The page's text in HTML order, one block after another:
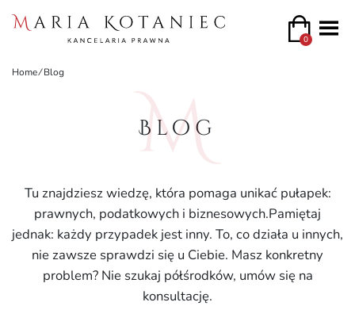
0
Home⁄Blog
Blog
Tu znajdziesz wiedzę, która pomaga unikać pułapek:
prawnych, podatkowych i biznesowych.Pamiętaj
jednak: każdy przypadek jest inny. To, co działa u innych,
nie zawsze sprawdzi się u Ciebie. Masz konkretny
problem? Nie szukaj półśrodków, umów się na
konsultację.